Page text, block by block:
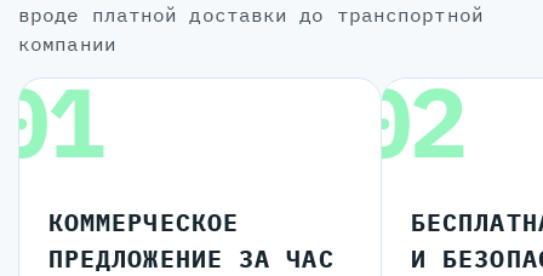
вроде платной доставки до транспортной
компании
КОММЕРЧЕСКОЕ
ПРЕДЛОЖЕНИЕ ЗА ЧАС
02
И